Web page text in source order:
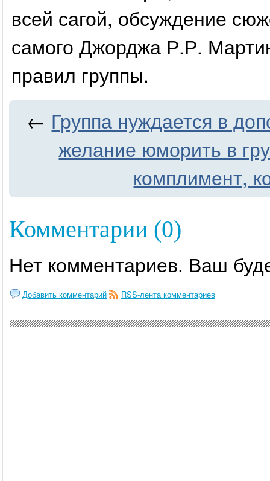
всей сагой, обсуждение
самого Джорджа Р.Р.
правил группы.
← Группа нуждается в
желание юморить в
комплимент,
Комментарии (0)
Нет комментариев. Ваш
Добавить комментарий RSS-лента комментариев